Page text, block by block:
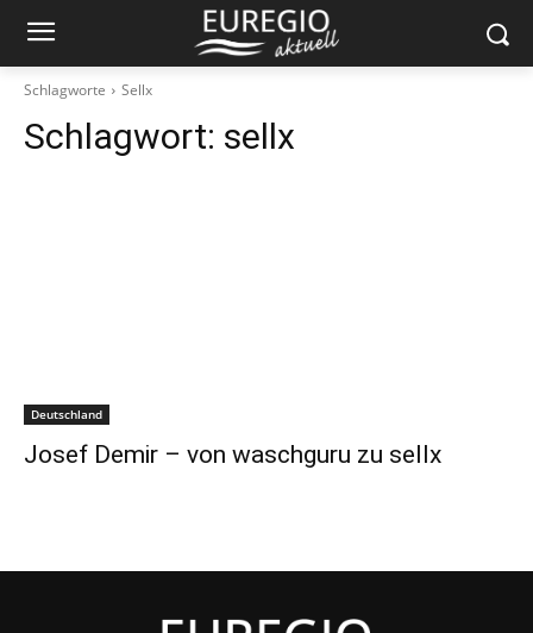
Schlagworte Sellx
Schlagwort: sellx
Deutschland
Josef Demir – von waschguru zu sellx